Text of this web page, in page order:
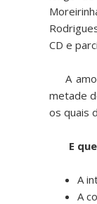
CD e
A
metade
os quais
E que
A
A